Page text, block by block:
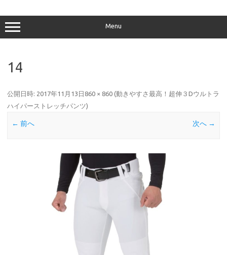
Menu
14
公開日時: 2017年11月13日 860 × 860 (動きやすさ最高！超伸３Dウルトラ
ハイパーストレッチパンツ)
← 前へ 次へ →